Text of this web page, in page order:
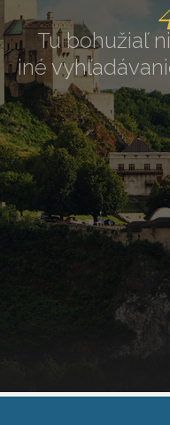
Tu bohužiaľ
iné